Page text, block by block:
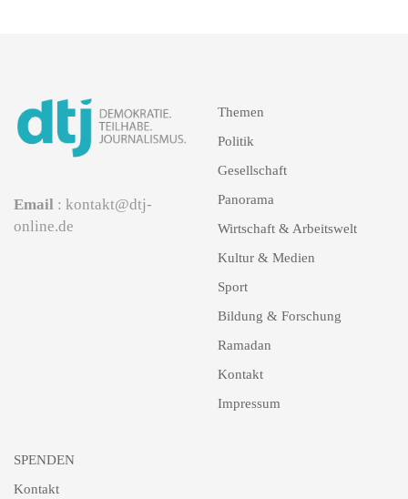
Email : kontakt@dtj-
online.de
Themen
Politik
Gesellschaft
Panorama
Wirtschaft & Arbeitswelt
Kultur & Medien
Sport
Bildung & Forschung
Ramadan
Kontakt
Impressum
SPENDEN
Kontakt